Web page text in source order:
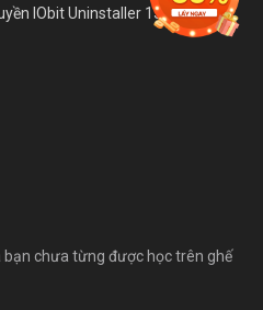
IObit Uninstaller 15 PRO miễn
bạn chưa từng được học trên ghế